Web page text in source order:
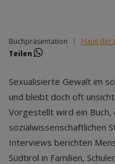
Buchpräsentation | Haus der
Teilen
Sexualisierte Gewalt im
und bleibt doch oft
Vorgestellt wird ein Buch,
sozialwissenschaftlichen
Interviews berichten
Südtirol in Familien,